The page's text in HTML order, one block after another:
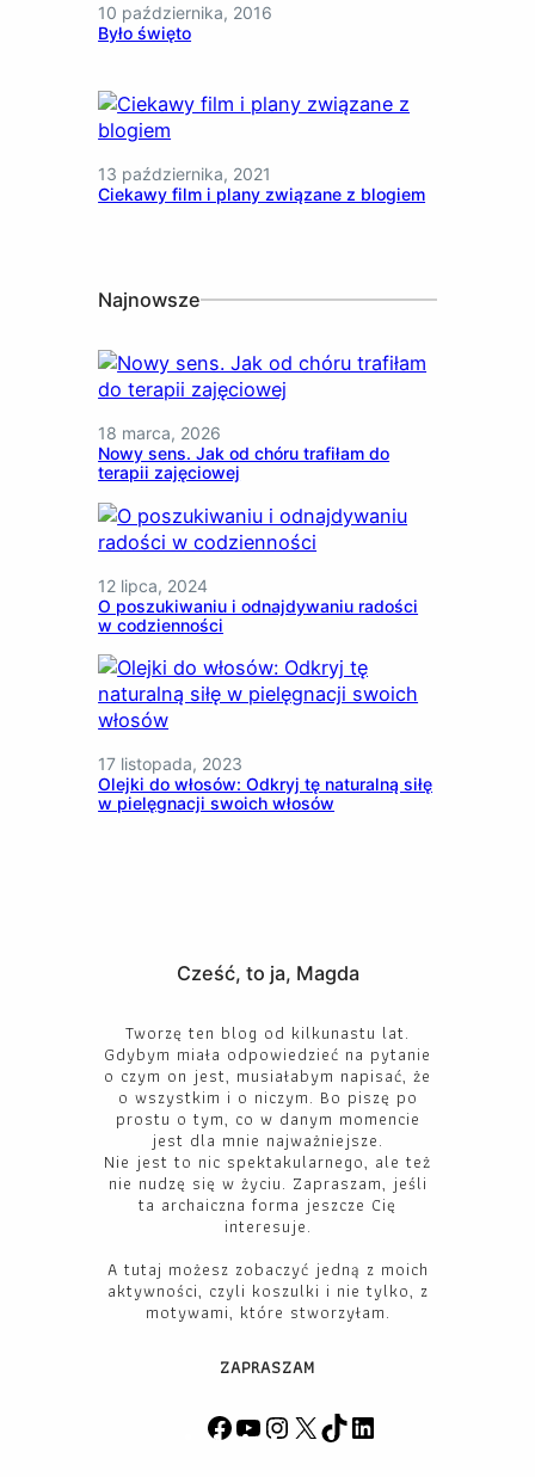
10 października, 2016
Było święto
13 października, 2021
Ciekawy film i plany związane z blogiem
Najnowsze
18 marca, 2026
Nowy sens. Jak od chóru trafiłam do
terapii zajęciowej
12 lipca, 2024
O poszukiwaniu i odnajdywaniu radości
w codzienności
17 listopada, 2023
Olejki do włosów: Odkryj tę naturalną siłę
w pielęgnacji swoich włosów
Cześć, to ja, Magda
Tworzę ten blog od kilkunastu lat.
Gdybym miała odpowiedzieć na pytanie
o czym on jest, musiałabym napisać, że
o wszystkim i o niczym. Bo piszę po
prostu o tym, co w danym momencie
jest dla mnie najważniejsze.
Nie jest to nic spektakularnego, ale też
nie nudzę się w życiu. Zapraszam, jeśli
ta archaiczna forma jeszcze Cię
interesuje.
A tutaj możesz zobaczyć jedną z moich
aktywności, czyli koszulki i nie tylko, z
motywami, które stworzyłam.
ZAPRASZAM
F
Y
X
T